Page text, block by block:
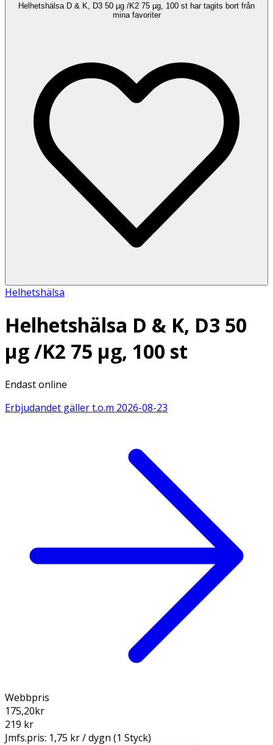
Helhetshälsa D & K, D3 50 µg /K2 75 µg, 100 st har tagits bort från
mina favoriter
Helhetshälsa
Helhetshälsa D & K, D3 50
µg /K2 75 µg, 100 st
Endast online
Erbjudandet gäller t.o.m 2026-08-23
Webbpris
175,20kr
219 kr
Jmfs.pris: 1,75 kr / dygn (1 Styck)